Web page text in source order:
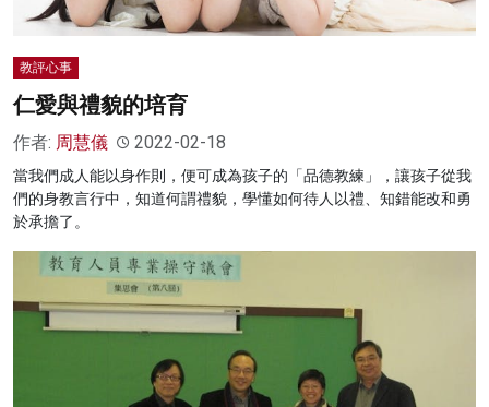
教評心事
仁愛與禮貌的培育
作者: 周慧儀 2022-02-18
當我們成人能以身作則，便可成為孩子的「品德教練」，讓孩子從我
們的身教言行中，知道何謂禮貌，學懂如何待人以禮、知錯能改和勇
於承擔了。